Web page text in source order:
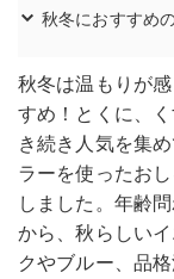
秋冬におすすめ
秋冬は温もりが
すめ！とくに、
き続き人気を集
ラーを使ったお
しました。年齢
から、秋らしい
クやブルー、品